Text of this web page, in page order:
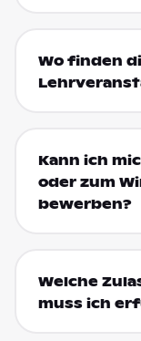
Wo finden
Kann ich
oder zum
bewerben?
Welche
muss ich